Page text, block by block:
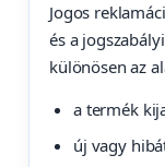
Jogos
és a
különösen az
a termék
új vagy